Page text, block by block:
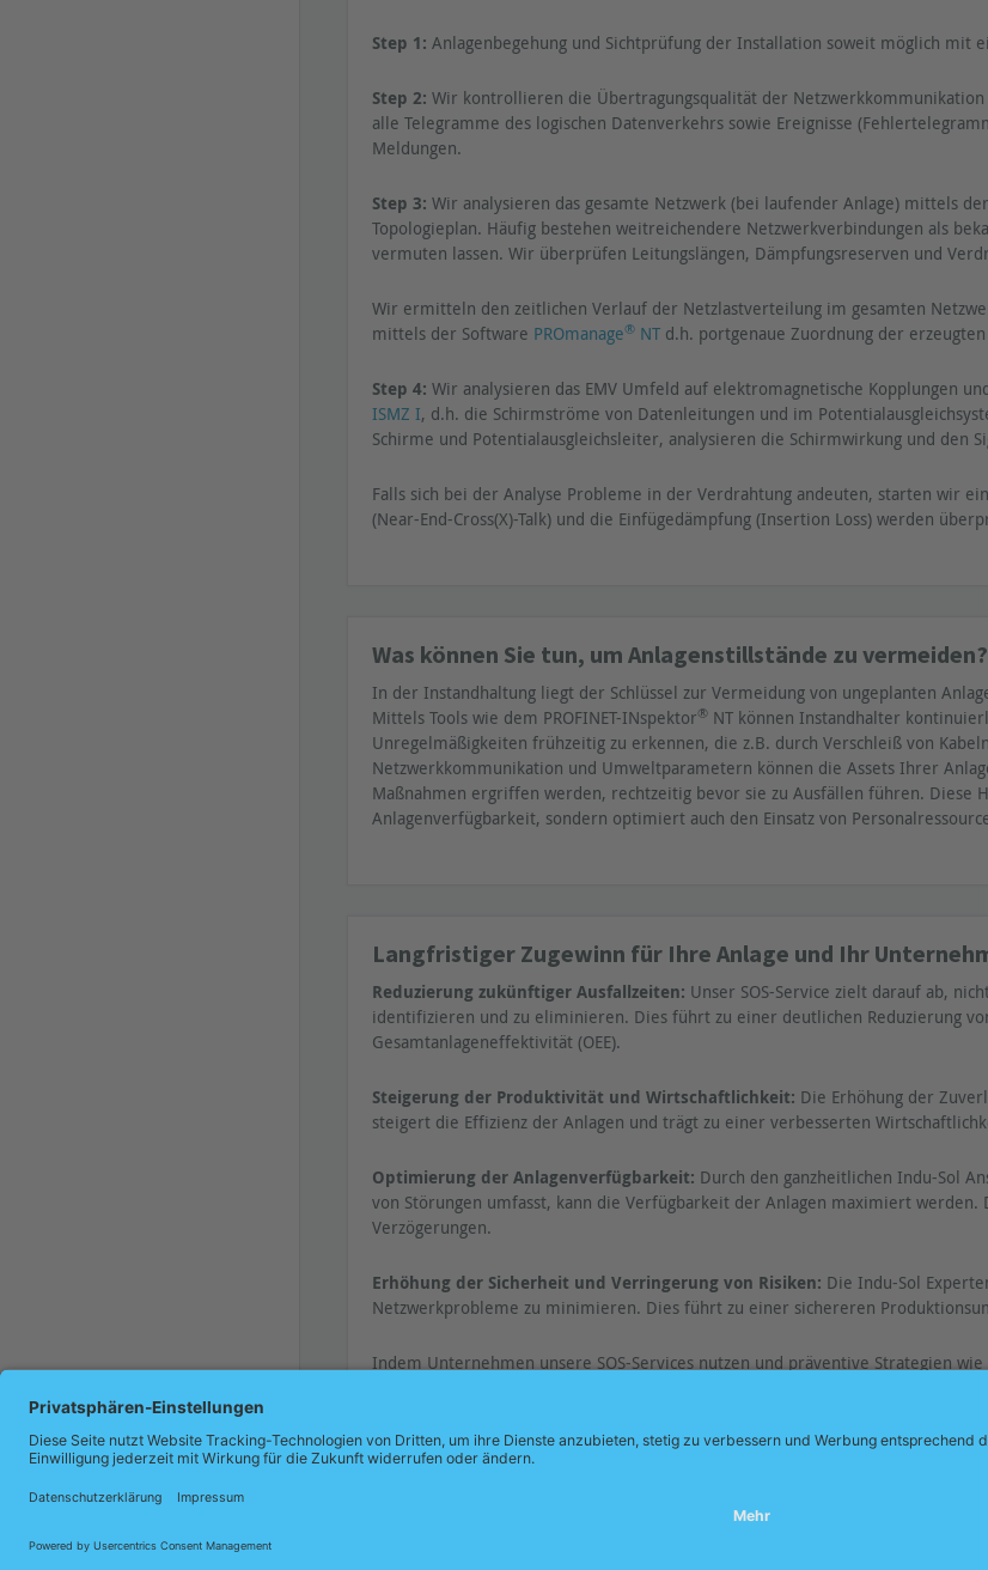
Sprache
Step 1: Anlagenbegehung und Sichtprüfung der Installation soweit möglich mit
Step 2: Wir kontrollieren die Übertragungsqualität der
alle Telegramme des logischen Datenverkehrs sowie Ereignisse
Meldungen.
Step 3: Wir analysieren das gesamte Netzwerk (bei laufender Anlage) mittels
Topologieplan. Häufig bestehen weitreichendere Netzwerkverbindungen als
vermuten lassen. Wir überprüfen Leitungslängen, Dämpfungsreserven und
Wir ermitteln den zeitlichen Verlauf der Netzlastverteilung im gesamten
mittels der Software PROmanage® NT d.h. portgenaue Zuordnung der
Step 4: Wir analysieren das EMV Umfeld auf elektromagnetische Kopplungen
ISMZ I, d.h. die Schirmströme von Datenleitungen und im
Schirme und Potentialausgleichsleiter, analysieren die Schirmwirkung und den
Falls sich bei der Analyse Probleme in der Verdrahtung andeuten, starten wir
(Near-End-Cross(X)-Talk) und die Einfügedämpfung (Insertion Loss) werden
Was können Sie tun, um Anlagenstillstände zu vermeiden?
In der Instandhaltung liegt der Schlüssel zur Vermeidung von ungeplanten
Mittels Tools wie dem PROFINET-INspektor® NT können Instandhalter
Unregelmäßigkeiten frühzeitig zu erkennen, die z.B. durch Verschleiß von
Netzwerkkommunikation und Umweltparametern können die Assets Ihrer
Maßnahmen ergriffen werden, rechtzeitig bevor sie zu Ausfällen führen. Diese
Anlagenverfügbarkeit, sondern optimiert auch den Einsatz von
Langfristiger Zugewinn für Ihre Anlage und Ihr
Reduzierung zukünftiger Ausfallzeiten: Unser SOS-Service zielt darauf ab,
identifizieren und zu eliminieren. Dies führt zu einer deutlichen Reduzierung
Gesamtanlageneffektivität (OEE).
Steigerung der Produktivität und Wirtschaftlichkeit: Die Erhöhung der
steigert die Effizienz der Anlagen und trägt zu einer verbesserten
Optimierung der Anlagenverfügbarkeit: Durch den ganzheitlichen Indu-Sol
von Störungen umfasst, kann die Verfügbarkeit der Anlagen maximiert
Verzögerungen.
Erhöhung der Sicherheit und Verringerung von Risiken: Die Indu-Sol
Netzwerkprobleme zu minimieren. Dies führt zu einer sichereren
Indem Unternehmen unsere SOS-Services nutzen und präventive Strategien